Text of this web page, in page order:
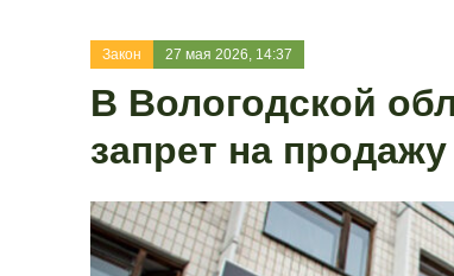
Закон 27 мая 2026, 14:37
В Вологодской
запрет на продажу